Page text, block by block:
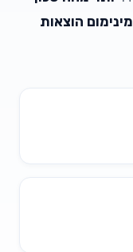
מינימום הוצאות